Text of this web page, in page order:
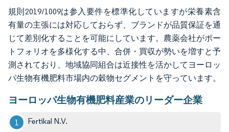
規則2019/1009は参入要件を標準化していますが栄養素含
有量の主張には対応しておらず、ブランドが品質保証を通
じて差別化することを可能にしています。農薬会社がポー
トフォリオを多様化する中、合併・買収が勢いを増すと予
測されており、地域協同組合は近接性を活かしてヨーロッ
パ生物有機肥料市場内の穀物セグメントを守っています。
ヨーロッパ生物有機肥料産業のリーダー企業
Fertikal N.V.